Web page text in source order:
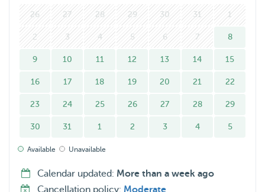
26 27 28 29 30 31 1
2 3 4 5 6 7 8
9 10 11 12 13 14 15
16 17 18 19 20 21 22
23 24 25 26 27 28 29
30 31 1 2 3 4 5
Available Unavailable
Calendar updated: More than a week ago
Cancellation policy: Moderate